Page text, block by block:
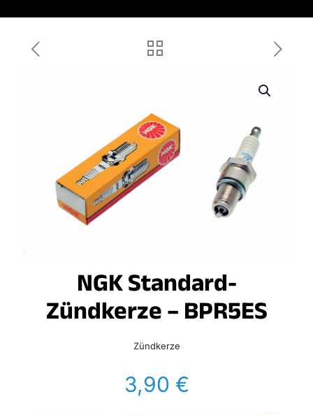
NGK Standard-
Zündkerze – BPR5ES
Zündkerze
3,90 €